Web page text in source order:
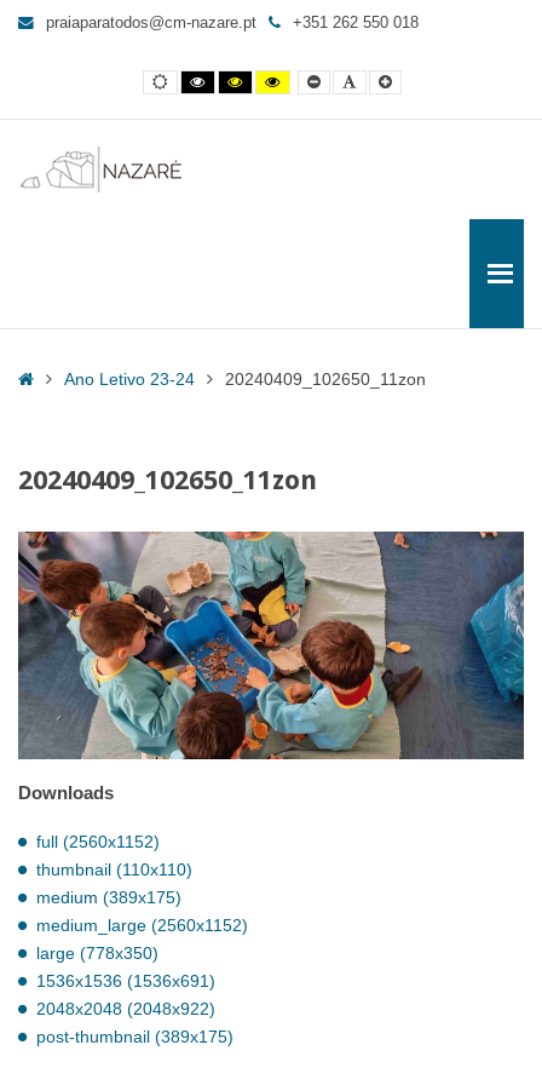
20240409_102650_11zon
Todos
praiaparatodos@cm-nazare.pt +351 262 550 018
Contraste
normal
Contraste
preto
branco
Contraste
preto
amarelo
Yellow
and
contrast
Smaller
Font
Letra
por
Letra
maior
HomeAno Letivo 23-24 20240409_102650_11zon
20240409_102650_11zon
Downloads
full (2560x1152)
thumbnail (110x110)
medium (389x175)
medium_large (2560x1152)
large (778x350)
1536x1536 (1536x691)
2048x2048 (2048x922)
post-thumbnail (389x175)